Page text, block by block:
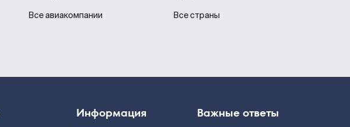
Все авиакомпании
Все страны
Информация Важные ответы